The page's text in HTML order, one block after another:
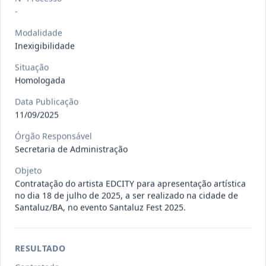
027/2026
Pregão
Eletrônico
Situação:
Em Andamento
Data:13/07/2026
025/2026
Pregão
Eletrônico
CONTRATAÇÃO DE EMPRESA PARA
LOCAÇÃO...
Em Andamento
-
Modalidade
Inexigibilidade
Situação
Homologada
Data Publicação
11/09/2025
Órgão Responsável
Secretaria de Administração
Objeto
Contratação do artista EDCITY para apresentação artística
no dia 18 de julho de 2025, a ser realizado na cidade de
Santaluz/BA, no evento Santaluz Fest 2025.
RESULTADO